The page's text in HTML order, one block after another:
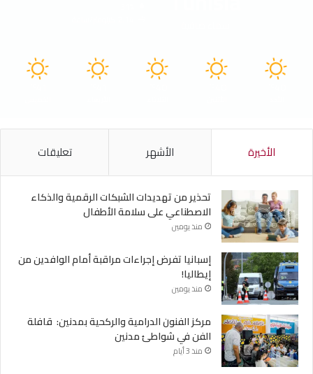
الأخيرة الأشهر تعليقات
تحذير من تهديدات الشبكات الرقمية والذكاء
الاصطناعي على سلامة الأطفال
منذ يومين
إسبانيا تفرض إجراءات مراقبة أمام الوافدين من
إيطاليا!
منذ يومين
مركز الفنون الدرامية والركحية بمدنين: قافلة
الفن في شواطئ مدنين
منذ 3 أيام